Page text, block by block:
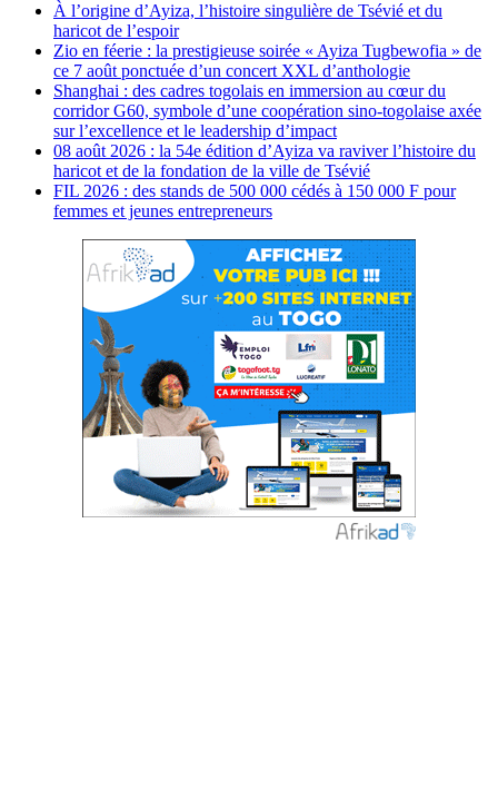
À l’origine d’Ayiza, l’histoire singulière de Tsévié et du
haricot de l’espoir
Zio en féerie : la prestigieuse soirée « Ayiza Tugbewofia » de
ce 7 août ponctuée d’un concert XXL d’anthologie
Shanghai : des cadres togolais en immersion au cœur du
corridor G60, symbole d’une coopération sino-togolaise axée
sur l’excellence et le leadership d’impact
08 août 2026 : la 54e édition d’Ayiza va raviver l’histoire du
haricot et de la fondation de la ville de Tsévié
FIL 2026 : des stands de 500 000 cédés à 150 000 F pour
femmes et jeunes entrepreneurs